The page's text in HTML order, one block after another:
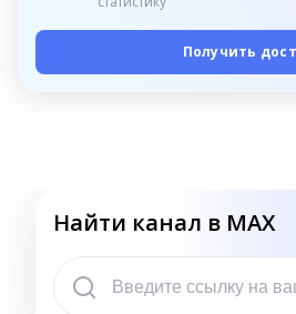
Получить
Найти канал в MAX